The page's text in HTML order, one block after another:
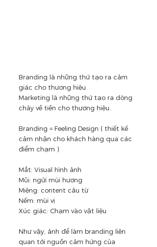
Branding là những thứ tạo ra cảm
giác cho thương hiệu
Marketing là những thứ tạo ra dòng
chảy về tiền cho thương hiệu.
Branding = Feeling Design ( thiết kế
cảm nhận cho khách hàng qua các
điểm chạm )
Mắt: Visual hình ảnh
Mũi: ngửi mùi hương
Miệng: content câu từ
Nếm: mùi vị
Xúc giác: Chạm vào vật liệu
Như vậy, ảnh để làm branding liên
quan tới nguồn cảm hứng của